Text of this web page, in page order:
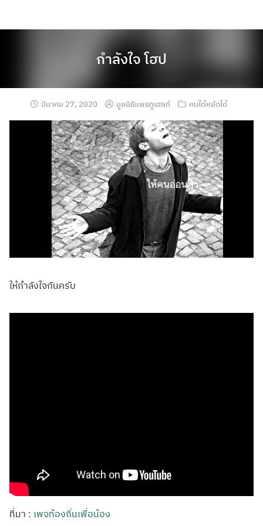
กำลังใจ โฮป
มีนาคม 27, 2020 มูลนิธิแพธทูเฮลท์ คนใต้หยัดได้
ให้กำลังใจกันครับ
ที่มา : เพจท้องถิ่นเพื่อน้อง